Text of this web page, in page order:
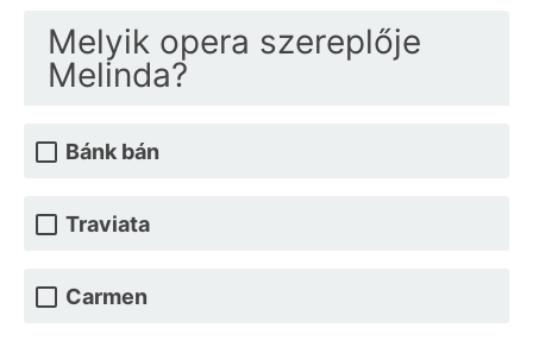
Melyik opera szereplője
Melinda?
Bánk bán
Traviata
Carmen